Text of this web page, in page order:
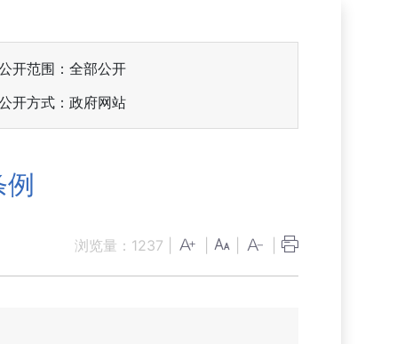
开范围：全部公开
开方式：政府网站
例
浏览量： 1237